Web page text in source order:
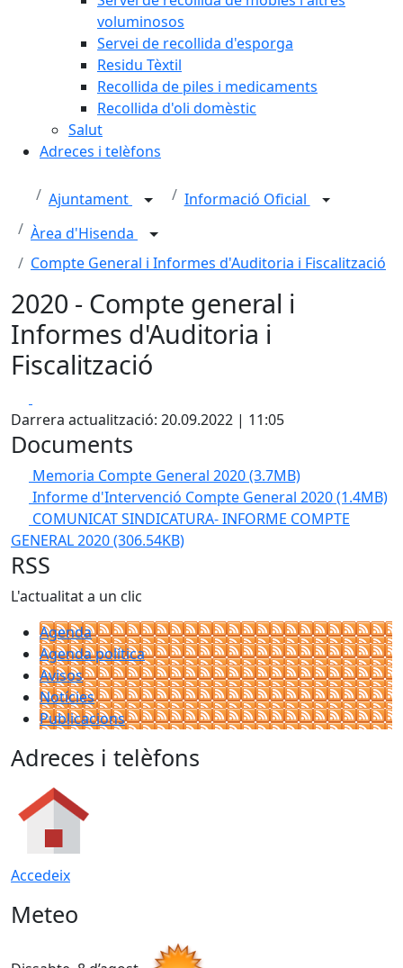
voluminosos
Servei de recollida d'esporga
Residu Tèxtil
Recollida de piles i medicaments
Recollida d'oli domèstic
Salut
Adreces i telèfons
Ajuntament
Informació Oficial
Àrea d'Hisenda
Compte General i Informes d'Auditoria i Fiscalització
2020 - Compte general i
Informes d'Auditoria i
Fiscalització
Darrera actualització: 20.09.2022 | 11:05
Documents
Memoria Compte General 2020(3.7MB)
Informe d'Intervenció Compte General 2020(1.4MB)
COMUNICAT SINDICATURA- INFORME COMPTE
GENERAL 2020(306.54KB)
RSS
L'actualitat a un clic
Agenda
Agenda política
Avisos
Notícies
Publicacions
Adreces i telèfons
Accedeix
Meteo